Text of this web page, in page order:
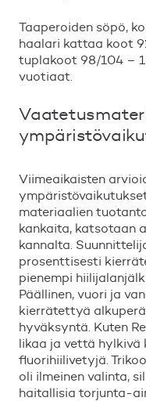
Taaperoiden söpö,
haalari kattaa koot
tuplakoot 98/104 –
vuotiaat.
ympäristö
Viimeaikaisten
ympäristö
materiaalien
kankaita, katsotaan
kannalta.
prosenttisesti kierrä
pienempi hiilijalanjä
Päällinen, vuori ja
kierrätettyä alkuperä
hyväksyntä. Kuten
likaa ja vettä hylkivä
fluorihiilivetyjä.
oli ilmeinen valinta,
haitallisia torjunta-